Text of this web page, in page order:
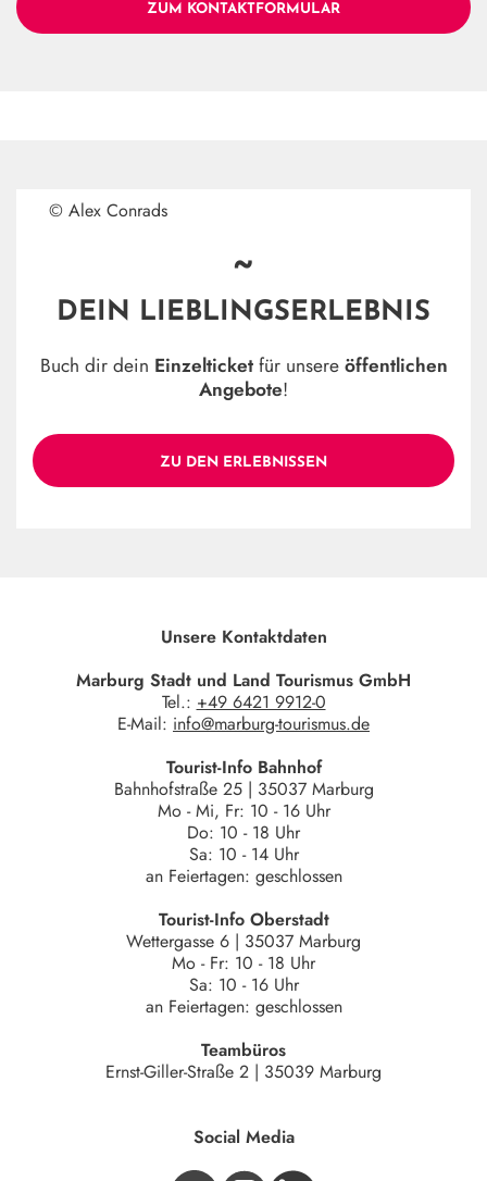
ZUM KONTAKTFORMULAR
© Alex Conrads
~
DEIN LIEBLINGSERLEBNIS
Buch dir dein Einzelticketfür unsereöffentlichen
Angebote!
ZU DEN ERLEBNISSEN
Unsere Kontaktdaten
Marburg Stadt und Land Tourismus GmbH
Tel.: +49 6421 9912-0
E-Mail: info@marburg-tourismus.de
Tourist-Info Bahnhof
Bahnhofstraße 25 | 35037 Marburg
Mo - Mi, Fr: 10 - 16 Uhr
Do: 10 - 18 Uhr
Sa: 10 - 14 Uhr
an Feiertagen: geschlossen
Tourist-Info Oberstadt
Wettergasse 6 | 35037 Marburg
Mo - Fr: 10 - 18 Uhr
Sa: 10 - 16 Uhr
an Feiertagen: geschlossen
Teambüros
Ernst-Giller-Straße 2 | 35039 Marburg
Social Media